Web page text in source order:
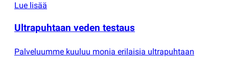
Lue lisää
Ultrapuhtaan veden testaus
Palveluumme kuuluu monia erilaisia ultrapuhtaan